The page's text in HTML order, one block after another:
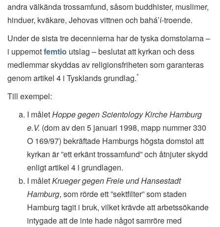
andra välkända trossamfund, såsom buddhister, muslimer,
hinduer, kväkare, Jehovas vittnen och bahá’í-troende.
Under de sista tre decennierna har de tyska domstolarna –
i uppemotfemtio utslag – beslutat att kyrkan och dess
medlemmar skyddas av religionsfriheten som garanteras
genom artikel 4 i Tysklands grundlag.*
Till exempel:
I måletHoppe gegen Scientology Kirche Hamburg
e.V. (dom av den 5 januari 1998, mapp nummer 330
O 169/97) bekräftade Hamburgs högsta domstol att
kyrkan är ”ett erkänt trossamfund” och åtnjuter skydd
enligt artikel 4 i grundlagen.
I måletKrueger gegen Freie und Hansestadt
Hamburg, som rörde ett ”sektfilter” som staden
Hamburg tagit i bruk, vilket krävde att arbetssökande
intygade att de inte hade något samröre med